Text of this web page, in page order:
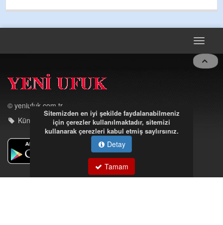
Toggle
© yeniufuk.com.tr
Künye - iletişim
Sitemizden en iyi şekilde faydalanabilmeniz
için çerezler kullanılmaktadır, sitemizi
kullanarak çerezleri kabul etmiş saylırsınız.
Detay
Tamam